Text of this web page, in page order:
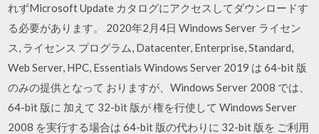
れずMicrosoft Update カタログにアクセスしてダウンロードす
る必要があります。 2020年2月4日 Windows Server ライセン
ス, ライセンス プログラム, Datacenter, Enterprise, Standard,
Web Server, HPC, Essentials Windows Server 2019 は 64-bit 版
のみの提供となって おりますが、Windows Server 2008 では、
64-bit 版に 加えて 32-bit 版が 権を行使して Windows Server
2008 を実行する場合は 64-bit 版の代わりに 32-bit 版を ご利用